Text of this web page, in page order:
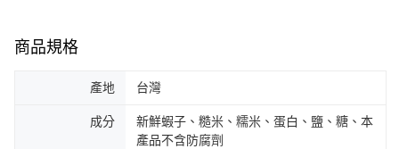
商品規格
產地 台灣
成分
新鮮蝦子、糙米、糯米、蛋白、鹽、糖、本
產品不含防腐劑